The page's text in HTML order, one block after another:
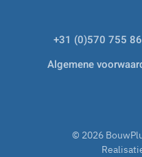
+31 (0)570 755
Algemene
© 2026